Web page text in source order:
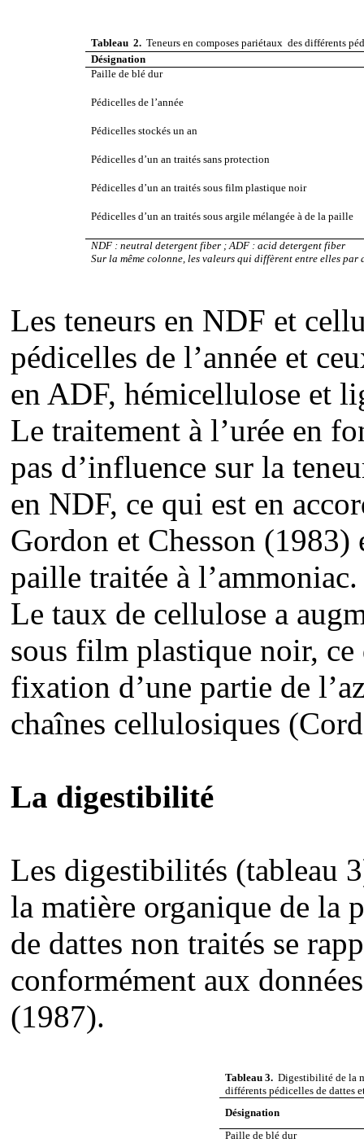
Tableau 2. Teneurs en composes pariétaux des différents
Désignation
Paille de blé dur
Pédicelles de l’année
Pédicelles stockés un an
Pédicelles d’un an traités sans protection
Pédicelles d’un an traités sous film plastique noir
Pédicelles d’un an traités sous argile mélangée à de la paille
NDF : neutral detergent fiber ; ADF : acid detergent fiber
Sur la même colonne, les valeurs qui diffèrent entre elles
Les teneurs en NDF et
pédicelles de l’année et
en ADF, hémicellulose et
Le traitement à l’urée en
pas d’influence sur la
en NDF, ce qui est en
Gordon et Chesson
paille traitée à l’ammoniac.
Le taux de cellulose a
sous film plastique noir,
fixation d’une partie de
chaînes cellulosiques
La digestibilité
Les digestibilités (tableau
la matière organique de la
de dattes non traités se
conformément aux
(1987).
Tableau 3. Digestibilité de la
différents pédicelles de dattes
Désignation
Paille de blé dur